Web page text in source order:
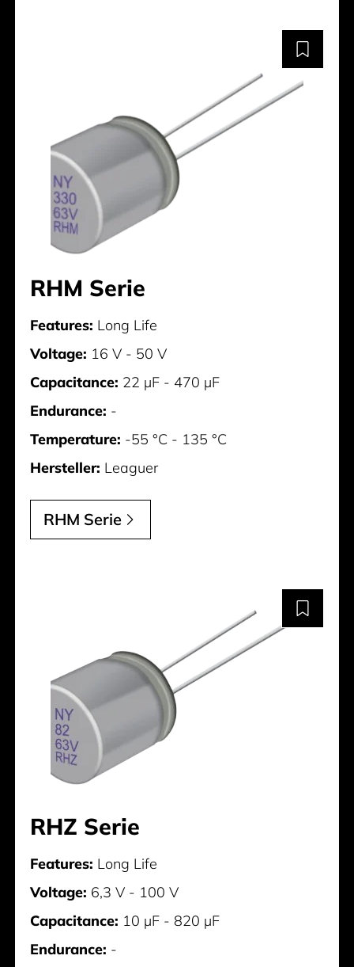
RHM Serie
Features: Long Life
Voltage: 16 V - 50 V
Capacitance: 22 µF - 470 µF
Endurance: -
Temperature: -55 °C - 135 °C
Hersteller: Leaguer
RHM Serie
RHZ Serie
Features: Long Life
Voltage: 6,3 V - 100 V
Capacitance: 10 µF - 820 µF
Endurance: -